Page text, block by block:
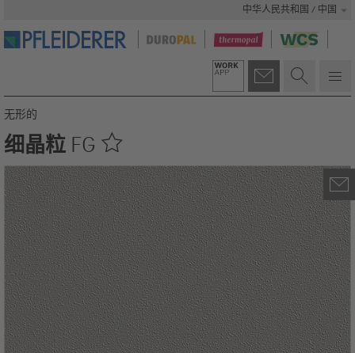
中华人民共和国 / 中国
无形的
细晶粒 FG